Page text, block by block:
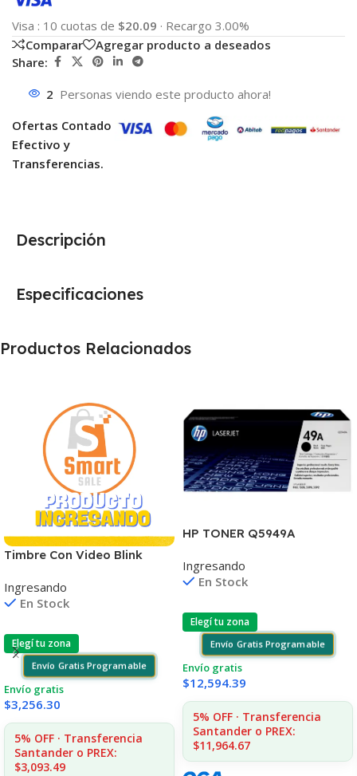
Visa : 10 cuotas de $20.09 · Recargo 3.00%
Comparar
Agregar producto a deseados
Share:
2 Personas viendo este producto ahora!
Ofertas Contado
Efectivo y
Transferencias.
Descripción
Especificaciones
Productos Relacionados
Timbre Con Video Blink
Ingresando
En Stock
Elegí tu zona
Envío Gratis Programable
Envío gratis
$3,256.30
5% OFF · Transferencia
Santander o PREX:
$3,093.49
HP TONER Q5949A
COPIAS
Ingresando
En Stock
Elegí tu zona
Envío Gratis Programable
Envío gratis
$12,594.39
5% OFF · Transferencia
Santander o PREX:
$11,964.67